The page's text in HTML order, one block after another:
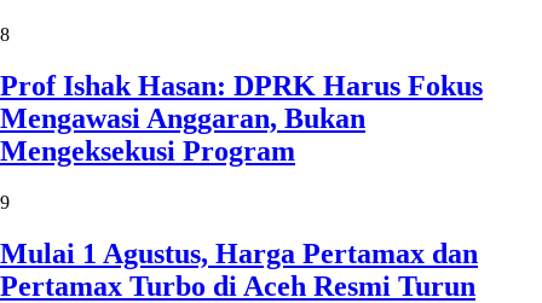
8
Prof Ishak Hasan: DPRK Harus Fokus
Mengawasi Anggaran, Bukan
Mengeksekusi Program
9
Mulai 1 Agustus, Harga Pertamax dan
Pertamax Turbo di Aceh Resmi Turun